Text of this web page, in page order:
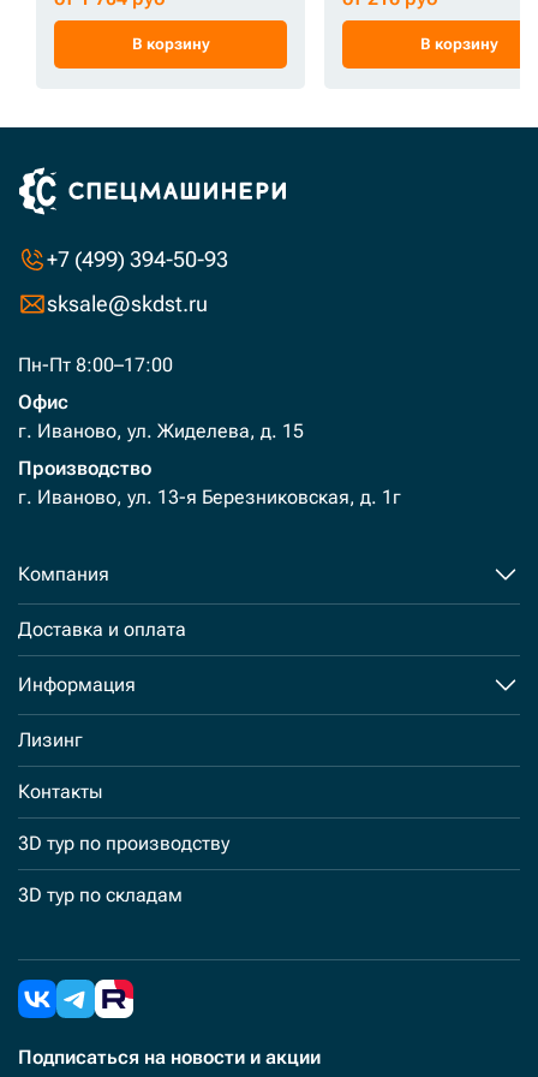
В корзину В корзину
+7 (499) 394-50-93
sksale@skdst.ru
Пн-Пт 8:00–17:00
Офис
г. Иваново, ул. Жиделева, д. 15
Производство
г. Иваново, ул. 13-я Березниковская, д. 1г
Компания
Доставка и оплата
Информация
Лизинг
Контакты
3D тур по производству
3D тур по складам
Подписаться на новости и акции